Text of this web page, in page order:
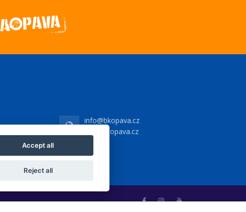
info@bkopava.cz
www.bkopava.cz
Accept all
Reject all